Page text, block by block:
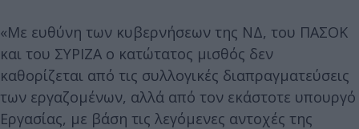
«Με ευθύνη των κυβερνήσεων της ΝΔ, του ΠΑΣΟΚ
και του ΣΥΡΙΖΑ ο κατώτατος μισθός δεν
καθορίζεται από τις συλλογικές διαπραγματεύσεις
των εργαζομένων, αλλά από τον εκάστοτε υπουργό
Εργασίας, με βάση τις λεγόμενες αντοχές της